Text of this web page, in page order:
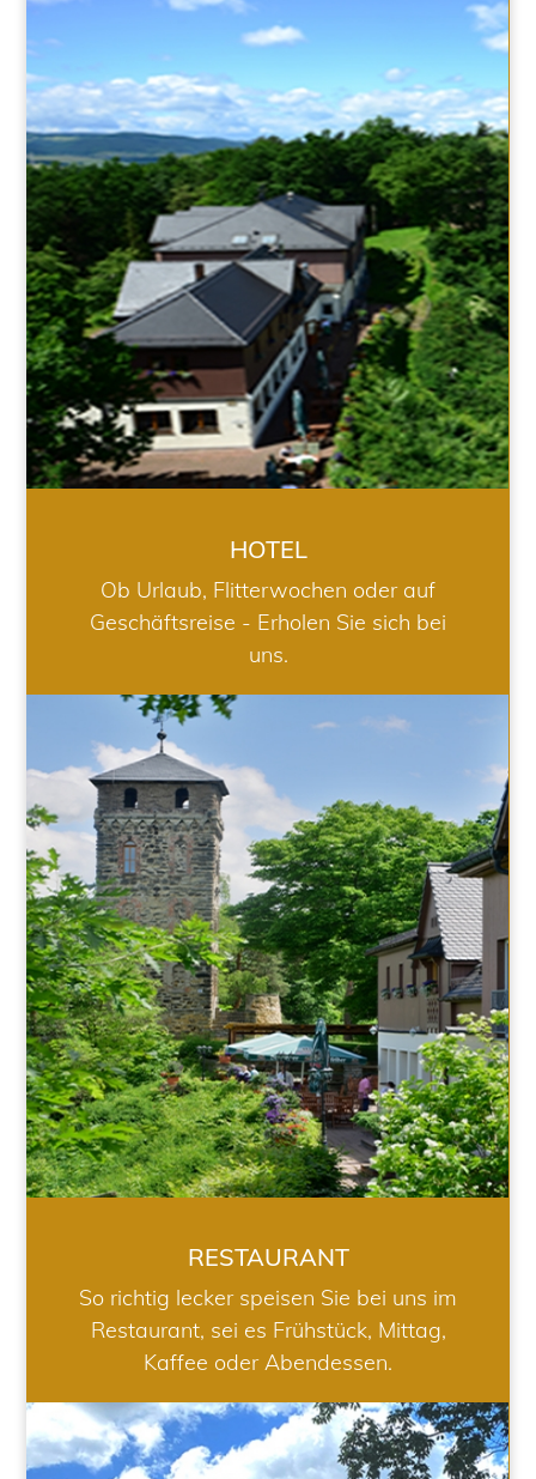
HOTEL
HOTEL
Ob Urlaub, Flitterwochen oder auf
Geschäftsreise - Erholen Sie sich bei
uns.
RESTAURANT
RESTAURANT
So richtig lecker speisen Sie bei uns im
Restaurant, sei es Frühstück, Mittag,
Kaffee oder Abendessen.